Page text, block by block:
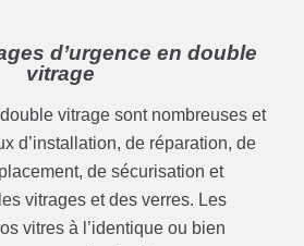
d’urgence en double
vitrage
vitrage sont nombreuses et
d’installation, de réparation, de
de sécurisation et
vitrages et des verres. Les
vitres à l’identique ou bien